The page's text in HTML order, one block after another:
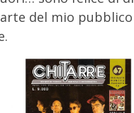
del mio